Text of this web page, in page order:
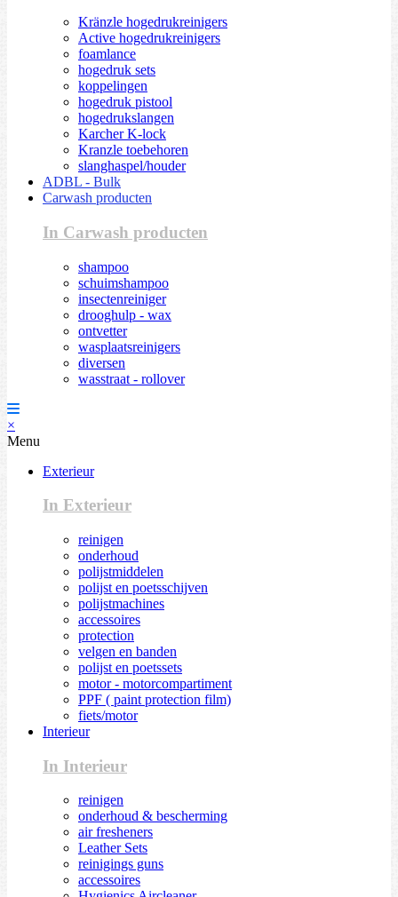
Kränzle hogedrukreinigers
Active hogedrukreinigers
foamlance
hogedruk sets
koppelingen
hogedruk pistool
hogedrukslangen
Karcher K-lock
Kranzle toebehoren
slanghaspel/houder
ADBL - Bulk
Carwash producten
In Carwash producten
shampoo
schuimshampoo
insectenreiniger
drooghulp - wax
ontvetter
wasplaatsreinigers
diversen
wasstraat - rollover
×
Menu
Exterieur
In Exterieur
reinigen
onderhoud
polijstmiddelen
polijst en poetsschijven
polijstmachines
accessoires
protection
velgen en banden
polijst en poetssets
motor - motorcompartiment
PPF ( paint protection film)
fiets/motor
Interieur
In Interieur
reinigen
onderhoud & bescherming
air fresheners
Leather Sets
reinigings guns
accessoires